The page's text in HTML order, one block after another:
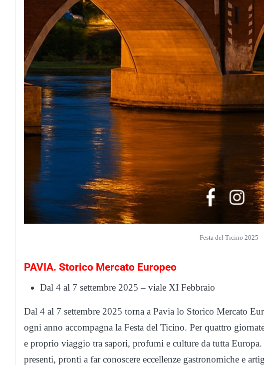
Festa del Ticino 2025
PAVIA. Storico Mercato Europeo
Dal 4 al 7 settembre 2025 – viale XI Febbraio
Dal 4 al 7 settembre 2025 torna a Pavia lo Storico Mercato
ogni anno accompagna la Festa del Ticino. Per quattro
e proprio viaggio tra sapori, profumi e culture da tutta
presenti, pronti a far conoscere eccellenze gastronomiche e